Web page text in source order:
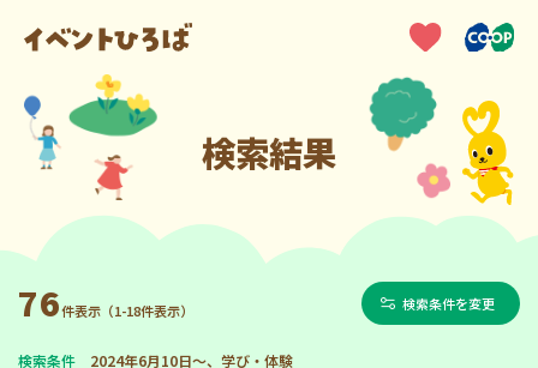
検索結果
76件表示（1-18件表示） 検索条件を変更
検索条件 2024年6月10日～、学び・体験